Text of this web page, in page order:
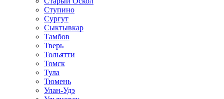
Ступино
Сургут
Сыктывкар
Тамбов
Тверь
Тольятти
Томск
Тула
Тюмень
Улан-Удэ